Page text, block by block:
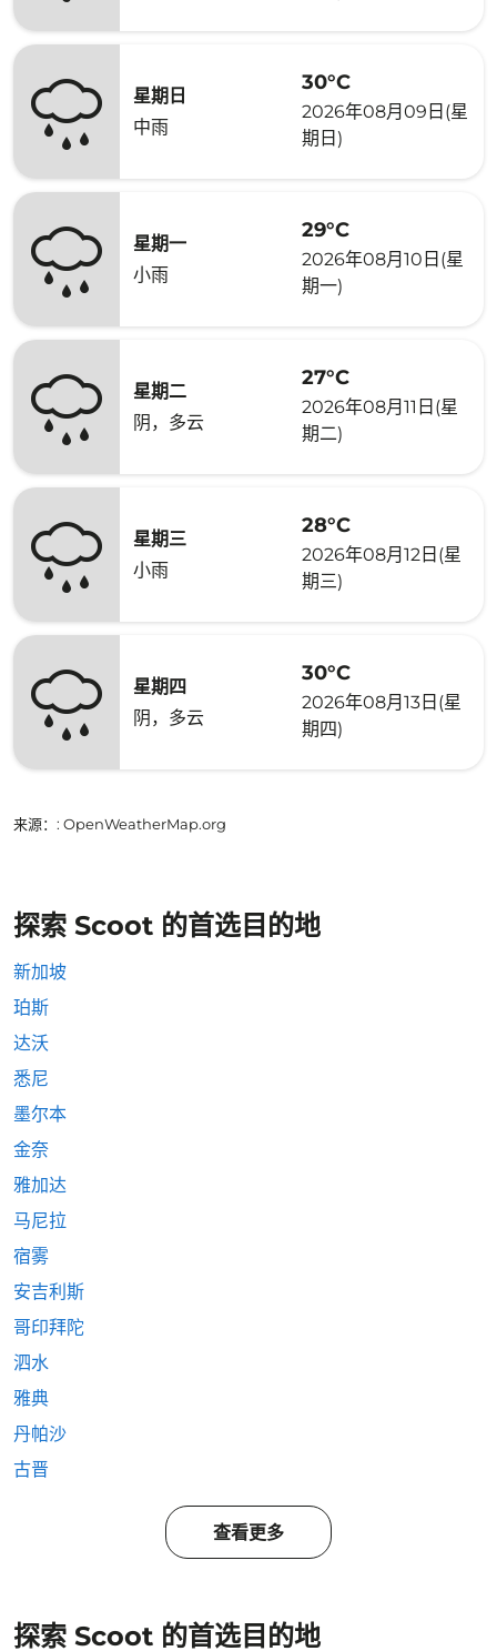
星期日
中雨
30°C
2026年08月09日(星
期日)
星期一
小雨
29°C
2026年08月10日(星
期一)
星期二
阴，多云
27°C
2026年08月11日(星
期二)
星期三
小雨
28°C
2026年08月12日(星
期三)
星期四
阴，多云
30°C
2026年08月13日(星
期四)
来源： : OpenWeatherMap.org
探索 Scoot 的首选目的地
新加坡
珀斯
达沃
悉尼
墨尔本
金奈
雅加达
马尼拉
宿雾
安吉利斯
哥印拜陀
泗水
雅典
丹帕沙
古晋
查看更多
探索 Scoot 的首选目的地